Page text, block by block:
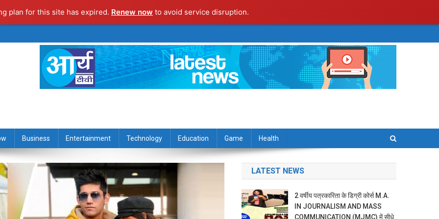
plan for this site has expired. Renew now to avoid service disruption.
Business Entertainment Technology Education Game Health
LATEST NEWS
2 वर्षीय पत्रकारिता के डिग्री कोर्स M.A.
IN JOURNALISM AND MASS
COMMUNICATION (MJMC) में सीधे